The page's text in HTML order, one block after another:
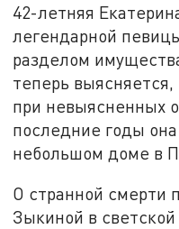
42-летняя
легендарной
разделом
теперь
при невыясненных
последние годы
небольшом доме в
О странной
Зыкиной в